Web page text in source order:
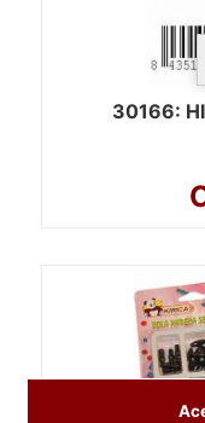
30166: